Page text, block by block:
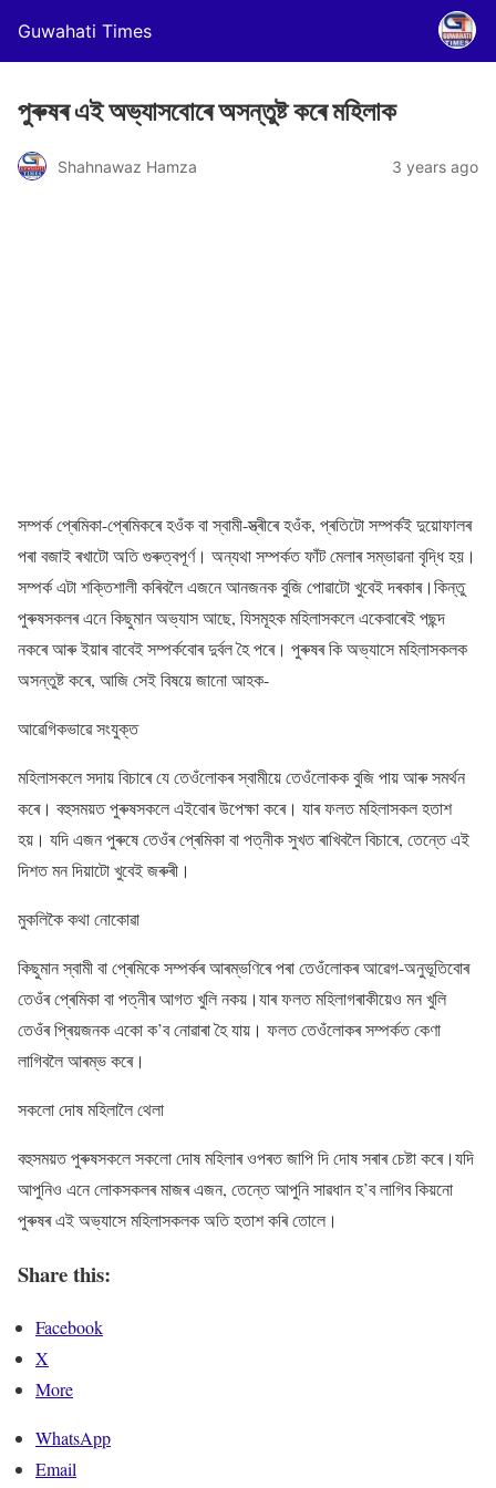
Guwahati Times
পুৰুষৰ এই অভ্যাসবোৰে অসন্তুষ্ট কৰে মহিলাক
Shahnawaz Hamza 3 years ago
সম্পৰ্ক প্ৰেমিকা-প্ৰেমিকৰে হওঁক বা স্বামী-স্ত্ৰীৰে হওঁক, প্ৰতিটো সম্পৰ্কই দুয়োফালৰ
পৰা বজাই ৰখাটো অতি গুৰুত্বপূৰ্ণ। অন্যথা সম্পৰ্কত ফাঁট মেলাৰ সম্ভাৱনা বৃদ্ধি হয়।
সম্পৰ্ক এটা শক্তিশালী কৰিবলৈ এজনে আনজনক বুজি পোৱাটো খুবেই দৰকাৰ।কিন্তু
পুৰুষসকলৰ এনে কিছুমান অভ্যাস আছে, যিসমূহক মহিলাসকলে একেবাৰেই পছন্দ
নকৰে আৰু ইয়াৰ বাবেই সম্পৰ্কবোৰ দুৰ্বল হৈ পৰে। পুৰুষৰ কি অভ্যাসে মহিলাসকলক
অসন্তুষ্ট কৰে, আজি সেই বিষয়ে জানো আহক-
আৱেগিকভাৱে সংযুক্ত
মহিলাসকলে সদায় বিচাৰে যে তেওঁলোকৰ স্বামীয়ে তেওঁলোকক বুজি পায় আৰু সমৰ্থন
কৰে। বহুসময়ত পুৰুষসকলে এইবোৰ উপেক্ষা কৰে। যাৰ ফলত মহিলাসকল হতাশ
হয়। যদি এজন পুৰুষে তেওঁৰ প্ৰেমিকা বা পত্নীক সুখত ৰাখিবলৈ বিচাৰে, তেন্তে এই
দিশত মন দিয়াটো খুবেই জৰুৰী।
মুকলিকৈ কথা নোকোৱা
কিছুমান স্বামী বা প্ৰেমিকে সম্পৰ্কৰ আৰম্ভণিৰে পৰা তেওঁলোকৰ আৱেগ-অনুভূতিবোৰ
তেওঁৰ প্ৰেমিকা বা পত্নীৰ আগত খুলি নকয়।যাৰ ফলত মহিলাগৰাকীয়েও মন খুলি
তেওঁৰ প্ৰিয়জনক একো ক’ব নোৱাৰা হৈ যায়। ফলত তেওঁলোকৰ সম্পৰ্কত কেণা
লাগিবলৈ আৰম্ভ কৰে।
সকলো দোষ মহিলালৈ থেলা
বহুসময়ত পুৰুষসকলে সকলো দোষ মহিলাৰ ওপৰত জাপি দি দোষ সৰাৰ চেষ্টা কৰে।যদি
আপুনিও এনে লোকসকলৰ মাজৰ এজন, তেন্তে আপুনি সাৱধান হ’ব লাগিব কিয়নো
পুৰুষৰ এই অভ্যাসে মহিলাসকলক অতি হতাশ কৰি তোলে।
Share this:
Facebook
X
More
WhatsApp
Email